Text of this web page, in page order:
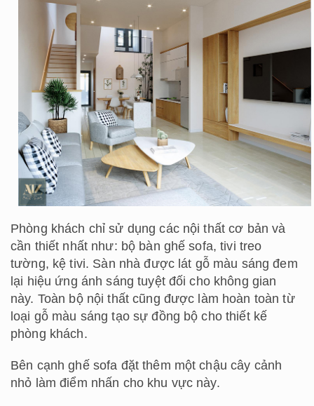
Phòng khách chỉ sử dụng các nội thất cơ bản và
cần thiết nhất như: bộ bàn ghế sofa, tivi treo
tường, kệ tivi. Sàn nhà được lát gỗ màu sáng đem
lại hiệu ứng ánh sáng tuyệt đối cho không gian
này. Toàn bộ nội thất cũng được làm hoàn toàn từ
loại gỗ màu sáng tạo sự đồng bộ cho thiết kế
phòng khách.
Bên cạnh ghế sofa đặt thêm một chậu cây cảnh
nhỏ làm điểm nhấn cho khu vực này.